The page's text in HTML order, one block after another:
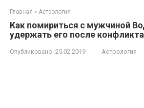
Главная » Астрология
Как помириться с мужчиной
удержать его после
Опубликовано: 25.02.2019 Астрология